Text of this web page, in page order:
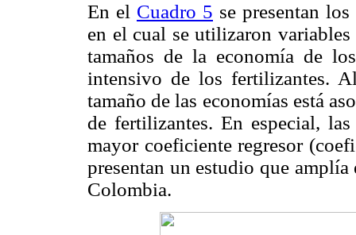
En el Cuadro 5 se presentan
en el cual se utilizaron
tamaños de la economía de
intensivo de los fertilizantes.
tamaño de las economías está
de fertilizantes. En especial,
mayor coeficiente regresor
presentan un estudio que
Colombia.